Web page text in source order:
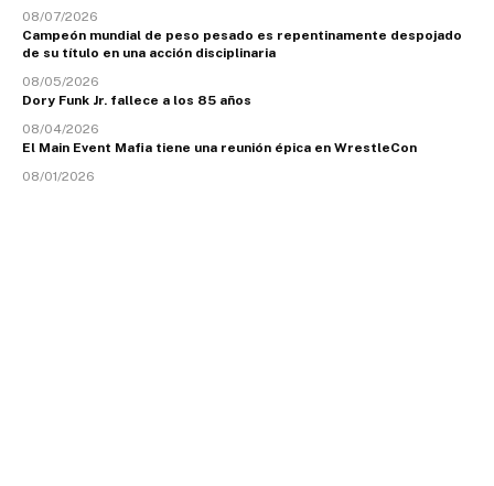
08/07/2026
Campeón mundial de peso pesado es repentinamente despojado
de su título en una acción disciplinaria
08/05/2026
Dory Funk Jr. fallece a los 85 años
08/04/2026
El Main Event Mafia tiene una reunión épica en WrestleCon
08/01/2026